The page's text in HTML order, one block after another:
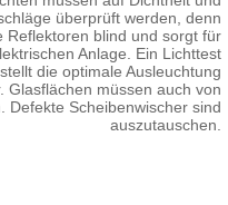
überprüft werden, denn
Reflektoren blind und sorgt für
Anlage. Ein Lichttest
die optimale Ausleuchtung
Glasflächen müssen auch von
Defekte Scheibenwischer sind
auszutauschen.